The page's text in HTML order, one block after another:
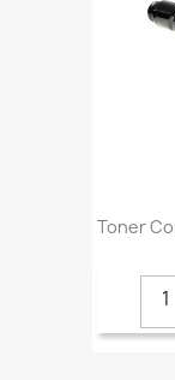
Toner